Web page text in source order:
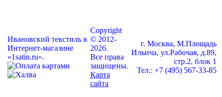
Ивановский текстиль в
Интернет-магазине
«1satin.ru».
Copyright
© 2012-
2026.
Все права
защищены.
Карта
сайта
г. Москва, М.Площадь
Ильича, ул.Рабочая, д.89,
стр.2, блок 1
Тел.: +7 (495) 567-33-85